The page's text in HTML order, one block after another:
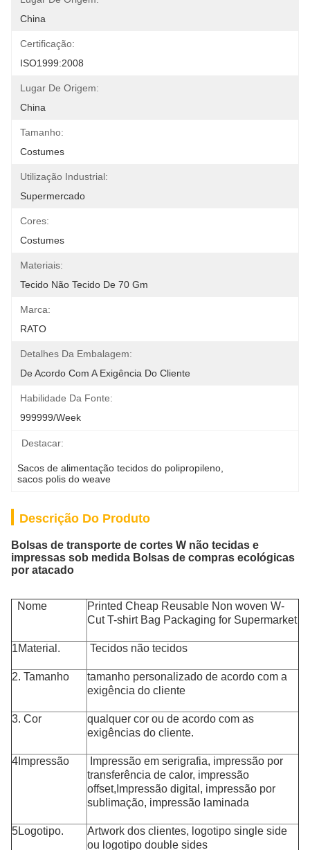
China
Certificação:
ISO1999:2008
Lugar De Origem:
China
Tamanho:
Costumes
Utilização Industrial:
Supermercado
Cores:
Costumes
Materiais:
Tecido Não Tecido De 70 Gm
Marca:
RATO
Detalhes Da Embalagem:
De Acordo Com A Exigência Do Cliente
Habilidade Da Fonte:
999999/week
Destacar:
Sacos de alimentação tecidos do polipropileno
sacos polis do weave
Descrição Do Produto
Bolsas de transporte de cortes W não tecidas e
impressas sob medida Bolsas de compras ecológicas
por atacado
Nome
Printed Cheap Reusable Non woven W-
Cut T-shirt Bag Packaging for Supermarket
1Material. Tecidos não tecidos
2. Tamanho
tamanho personalizado de acordo com a
exigência do cliente
3. Cor
qualquer cor ou de acordo com as
exigências do cliente.
4Impressão
Impressão em serigrafia, impressão por
transferência de calor, impressão
offset, Impressão digital , impressão por
sublimação, impressão laminada
5Logotipo.
Artwork dos clientes, logotipo single side
ou logotipo double sides